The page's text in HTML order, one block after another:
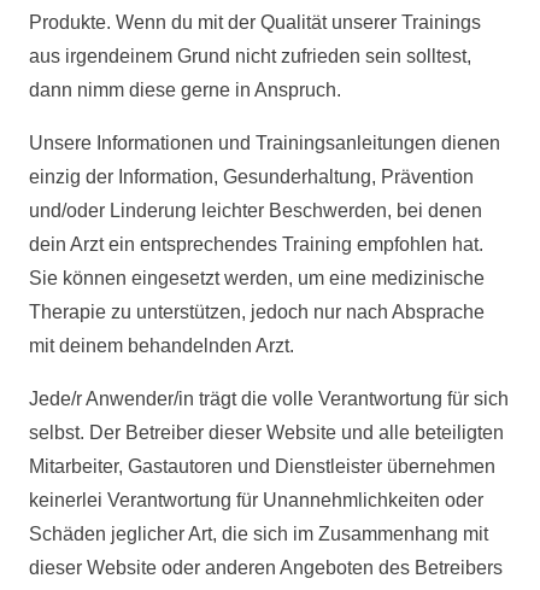
Produkte. Wenn du mit der Qualität unserer Trainings
aus irgendeinem Grund nicht zufrieden sein solltest,
dann nimm diese gerne in Anspruch.
Unsere Informationen und Trainingsanleitungen dienen
einzig der Information, Gesunderhaltung, Prävention
und/oder Linderung leichter Beschwerden, bei denen
dein Arzt ein entsprechendes Training empfohlen hat.
Sie können eingesetzt werden, um eine medizinische
Therapie zu unterstützen, jedoch nur nach Absprache
mit deinem behandelnden Arzt.
Jede/r Anwender/in trägt die volle Verantwortung für sich
selbst. Der Betreiber dieser Website und alle beteiligten
Mitarbeiter, Gastautoren und Dienstleister übernehmen
keinerlei Verantwortung für Unannehmlichkeiten oder
Schäden jeglicher Art, die sich im Zusammenhang mit
dieser Website oder anderen Angeboten des Betreibers